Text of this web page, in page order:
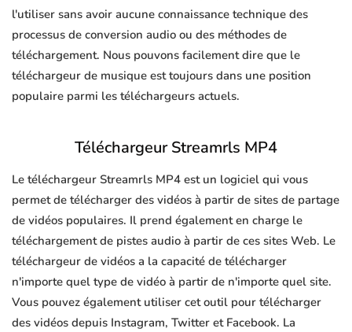
l'utiliser sans avoir aucune connaissance technique des
processus de conversion audio ou des méthodes de
téléchargement. Nous pouvons facilement dire que le
téléchargeur de musique est toujours dans une position
populaire parmi les téléchargeurs actuels.
Téléchargeur Streamrls MP4
Le téléchargeur Streamrls MP4 est un logiciel qui vous
permet de télécharger des vidéos à partir de sites de partage
de vidéos populaires. Il prend également en charge le
téléchargement de pistes audio à partir de ces sites Web. Le
téléchargeur de vidéos a la capacité de télécharger
n'importe quel type de vidéo à partir de n'importe quel site.
Vous pouvez également utiliser cet outil pour télécharger
des vidéos depuis Instagram, Twitter et Facebook. La